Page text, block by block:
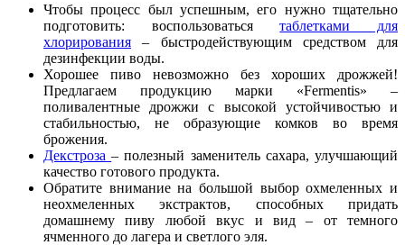
Чтобы процесс был успешным, его нужно тщательно
подготовить: воспользоватьсятаблетками для
хлорирования – быстродействующим средством для
дезинфекции воды.
Хорошее пиво невозможно без хороших дрожжей!
Предлагаем продукцию марки «Fermentis» –
поливалентные дрожжи с высокой устойчивостью и
стабильностью, не образующие комков во время
брожения.
Декстроза– полезный заменитель сахара, улучшающий
качество готового продукта.
Обратите внимание на большой выбор охмеленных и
неохмеленных экстрактов, способных придать
домашнему пиву любой вкус и вид – от темного
ячменного до лагера и светлого эля.